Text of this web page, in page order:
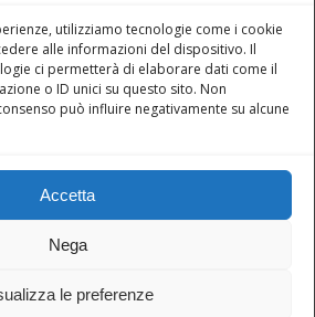
utilizziamo tecnologie come i cookie
alle informazioni del dispositivo. Il
ci permetterà di elaborare dati come il
o ID unici su questo sito. Non
può influire negativamente su alcune
Accetta
Nega
le preferenze
Cookie Policy (UE)